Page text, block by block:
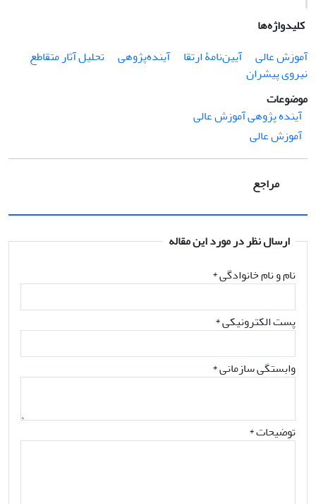
کلیدواژه‌ها
آموزش عالی
آیین‌نامۀ ارتقا آینده‌پژوهی
تحلیل آثار متقاطع
نیروی پیشران
موضوعات
آینده پژوهی آموزش عالی
آموزش عالی
مراجع
ارسال نظر در مورد این مقاله
نام و نام خانوادگی*
پست الکترونیکی*
وابستگی سازمانی *
توضیحات *